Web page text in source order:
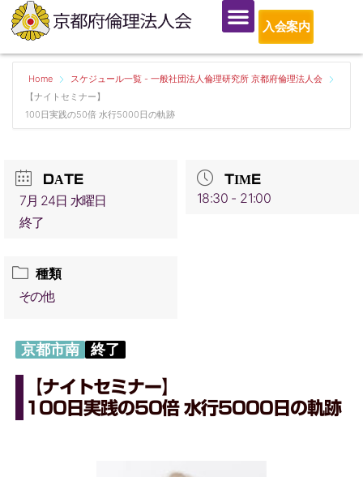
入会案内
Home
スケジュール一覧 - 一般社団法人倫理研究所 京都府倫理法人会
【ナイトセミナー】
100日実践の50倍 水行5000日の軌跡
DATE
7月 24日 水曜日
終了
TIME
18:30 - 21:00
種類
その他
京都市南 終了
【ナイトセミナー】
100日実践の50倍 水行5000日の軌跡